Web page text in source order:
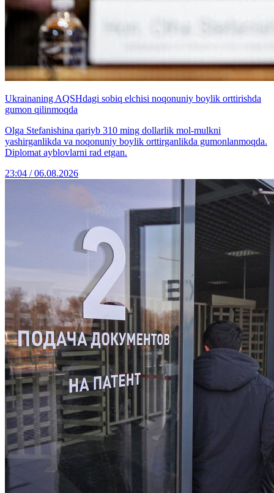
Ukrainaning AQSHdagi sobiq elchisi noqonuniy boylik orttirishda
gumon qilinmoqda
Olga Stefanishina qariyb 310 ming dollarlik mol-mulkni
yashirganlikda va noqonuniy boylik orttirganlikda gumonlanmoqda.
Diplomat ayblovlarni rad etgan.
23:04 / 06.08.2026